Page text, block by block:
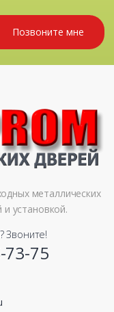
Позвоните мне
металлических
установкой.
Звоните!
73-75